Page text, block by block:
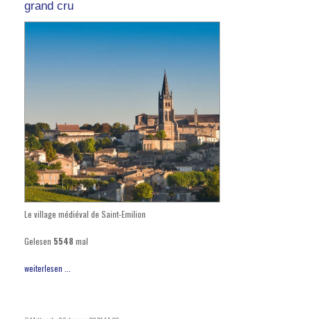
grand cru
Le village médiéval de Saint-Emilion
Gelesen 5548 mal
weiterlesen ...